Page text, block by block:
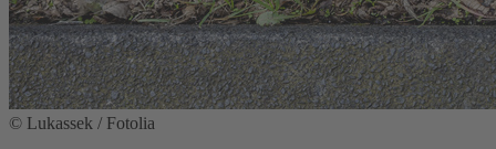
© Lukassek / Fotolia